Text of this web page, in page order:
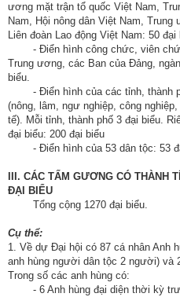
Kinh
tế
-
Xã
hội
Hợp
tác
Các
án,
đề
tài
ương mặt trận tổ quốc Việt Nam,
Nam, Hội nông dân Việt Nam,
Liên đoàn Lao động Việt Nam: 50 đại
- Điển hình công chức, viên
Trung ương, các Ban của Đảng,
biểu.
- Điển hình của các tỉnh, thành
(nông, lâm, ngư nghiệp, công
tế). Mỗi tỉnh, thành phố 3 đại biểu.
đại biểu: 200 đại biểu
- Điển hình của 53 dân tộc: 53
III. CÁC TẤM GƯƠNG CÓ
ĐẠI BIỂU
Tổng cộng 1270 đại biểu.
Cụ thể:
1. Về dự Đại hội có 87 cá nhân Anh
anh hùng người dân tộc 2 người) và
Trong số các anh hùng có:
- 6 Anh hùng đại diện thời kỳ